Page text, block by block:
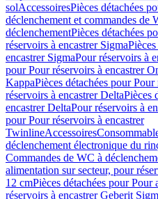
solAccessoiresPièces détachées
déclenchement et commandes de
déclenchementPièces détachées
réservoirs à encastrer Sigma
encastrer SigmaPour réservoirs à
pour Pour réservoirs à encastrer
KappaPièces détachées pour
réservoirs à encastrer DeltaPièces
encastrer DeltaPour réservoirs à
pour Pour réservoirs à encastrer
TwinlineAccessoires
déclenchement électronique du
Commandes de WC à
alimentation sur secteur, pour
12 cmPièces détachées pour
réservoirs à encastrer Geberit